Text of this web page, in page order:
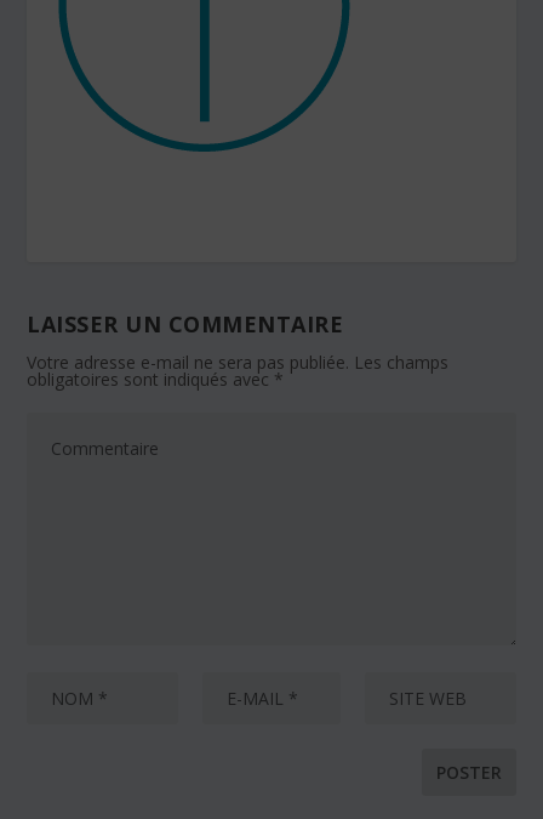
LAISSER UN COMMENTAIRE
Votre adresse e-mail ne sera pas publiée. Les champs
obligatoires sont indiqués avec *